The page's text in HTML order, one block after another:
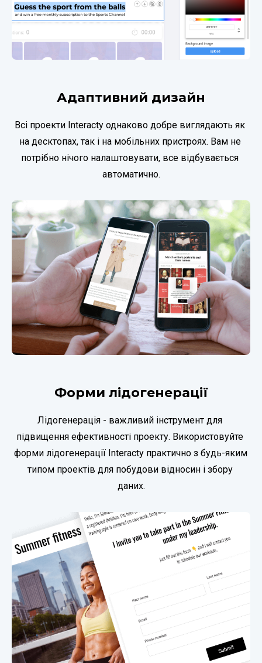
Адаптивний дизайн
Всі проекти Interaсty однаково добре виглядають як
на десктопах, так і на мобільних пристроях. Вам не
потрібно нічого налаштовувати, все відбувається
автоматично.
Форми лідогенерації
Лідогенерація - важливий інструмент для
підвищення ефективності проекту. Використовуйте
форми лідогенерації Interacty практично з будь-яким
типом проектів для побудови відносин і збору
даних.